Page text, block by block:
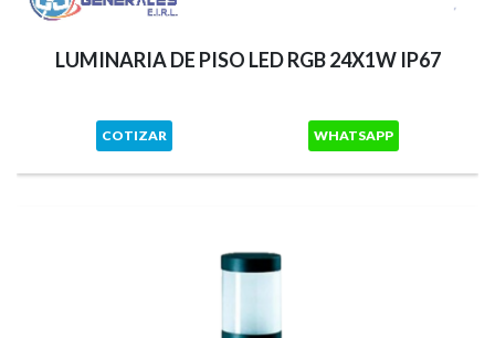
LUMINARIA DE PISO LED RGB 24X1W IP67
COTIZAR WHATSAPP